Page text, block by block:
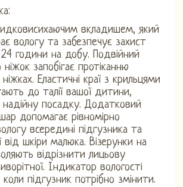
вкладишем, який
вологу та забезпечує захист
24 години на добу. Подвійний
запобігає протіканню
Еластичні краї з крильцями
до талії вашої дитини,
надійну посадку. Додатковий
допомагає рівномірно
всередині підгузника та
від шкіри малюка. Візерунки на
відрізнити лицьову
Індикатор вологості
підгузник потрібно змінити.